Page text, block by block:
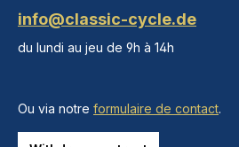
info@classic-cycle.de
du lundi au jeu de 9h à 14h
Ou via notre formulaire de contact.